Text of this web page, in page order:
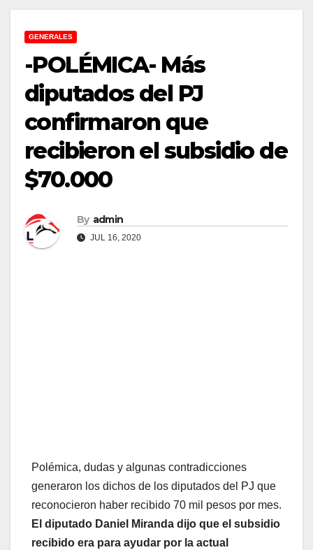
GENERALES
-POLÉMICA- Más
diputados del PJ
confirmaron que
recibieron el subsidio de
$70.000
By admin
JUL 16, 2020
Polémica, dudas y algunas contradicciones
generaron los dichos de los diputados del PJ que
reconocieron haber recibido 70 mil pesos por mes.
El diputado Daniel Miranda dijo que el subsidio
recibido era para ayudar por la actual